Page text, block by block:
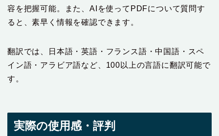
容を把握可能。また、AIを使ってPDFについて質問す
ると、素早く情報を確認できます。
翻訳では、日本語・英語・フランス語・中国語・スペ
イン語・アラビア語など、100以上の言語に翻訳可能で
す。
実際の使用感・評判